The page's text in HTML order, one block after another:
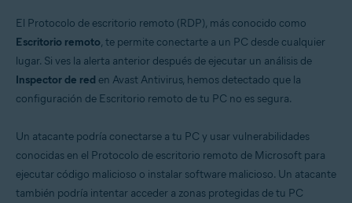
El Protocolo de escritorio remoto (RDP), más conocido como
Escritorio remoto, te permite conectarte a un PC desde cualquier
lugar. Si ves la alerta anterior después de ejecutar un análisis de
Inspector de red en Avast Antivirus, hemos detectado que la
configuración de Escritorio remoto de tu PC no es segura.
Un atacante podría conectarse a tu PC y usar vulnerabilidades
conocidas en el Protocolo de escritorio remoto de Microsoft para
ejecutar código malicioso o instalar software malicioso. Un atacante
también podría intentar acceder a zonas protegidas de tu PC